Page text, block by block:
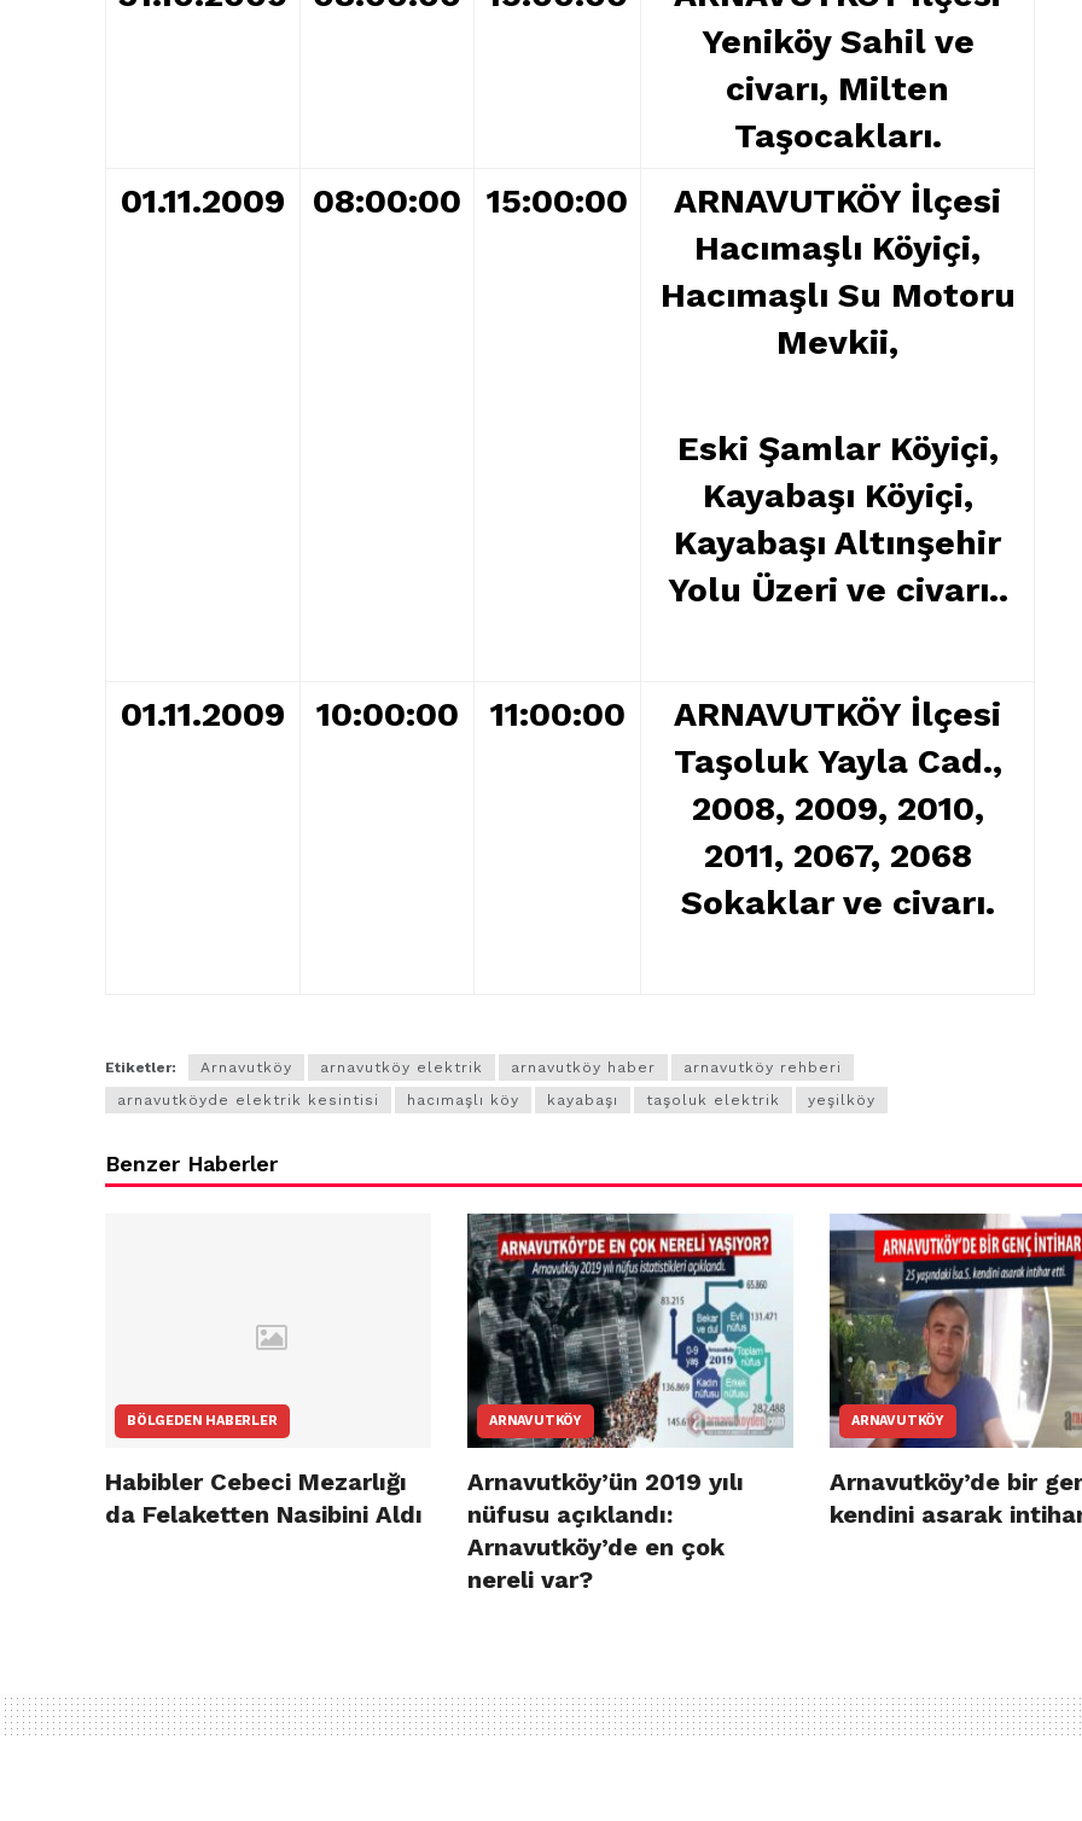
Yeniköy Sahil ve
civarı, Milten
Taşocakları.
01.11.2009
08:00:00 15:00:00
ARNAVUTKÖY İlçesi
Hacımaşlı Köyiçi,
Hacımaşlı Su Motoru
Mevkii,
Eski Şamlar Köyiçi,
Kayabaşı Köyiçi,
Kayabaşı Altınşehir
Yolu Üzeri ve civarı..
01.11.2009 10:00:00 11:00:00
ARNAVUTKÖY İlçesi
Taşoluk Yayla Cad.,
2008, 2009, 2010,
2011, 2067, 2068
Sokaklar ve civarı.
Etiketler: Arnavutköy arnavutköy elektrik arnavutköy haber
arnavutköy rehberi
arnavutköyde elektrik kesintisi
hacımaşlı köy kayabaşı taşoluk elektrik yeşilköy
düzenledi
ARNAVUTKÖY
Arnavutköy’de
Cumhuriyet’in
92. Yılı Coşkuyla
Benzer Haberler
BÖLGEDEN HABERLER
Habibler Cebeci Mezarlığı
da Felaketten Nasibini Aldı
ARNAVUTKÖY
Arnavutköy’ün 2019 yılı
nüfusu açıklandı:
Arnavutköy’de en çok
nereli var?
ARNAVUTKÖY
Arnavutköy’de bir
kendini asarak